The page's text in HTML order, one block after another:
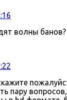
волны банов?
пару